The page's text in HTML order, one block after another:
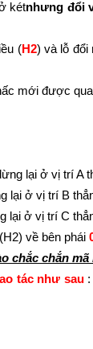
kétnhưng đổi
(H2) và lỗ đổi
mới được
lại ở vị trí A
lại ở vị trí B
lại ở vị trí C
về bên phái
chắc chắn
tác như sau: